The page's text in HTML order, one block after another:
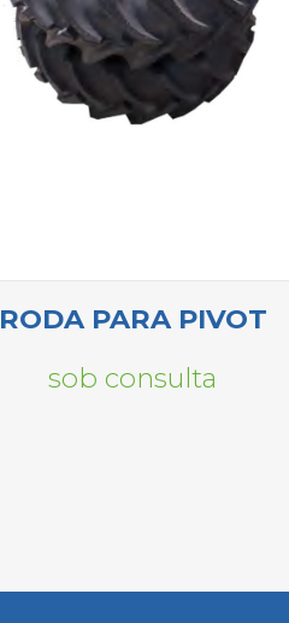
RODA PARA PIVOT
sob consulta